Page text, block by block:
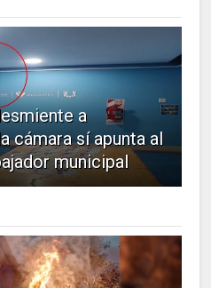
a
cámara sí apunta al
municipal